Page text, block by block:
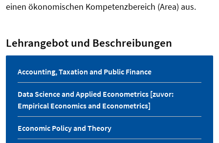
einen ökonomischen Kompetenzbereich (Area) aus.
Lehrangebot und Beschreibungen
Accounting, Taxation and Public Finance
Data Science and Applied Econometrics [zuvor:
Empirical Economics and Econometrics]
Economic Policy and Theory